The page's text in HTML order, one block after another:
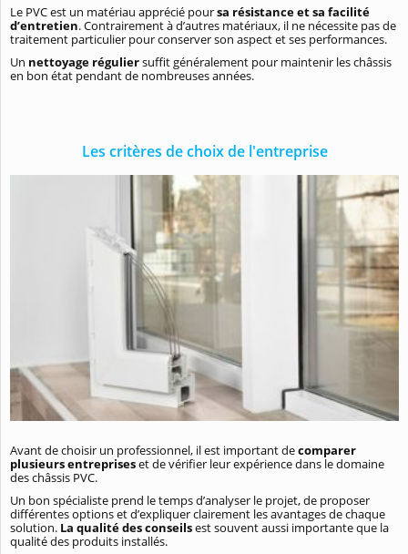
Le PVC est un matériau apprécié poursa résistance et sa facilité
d’entretien. Contrairement à d’autres matériaux, il ne nécessite pas de
traitement particulier pour conserver son aspect et ses performances.
Un nettoyage réguliersuffit généralement pour maintenir les châssis
en bon état pendant de nombreuses années.
Les critères de choix de l'entreprise
Avant de choisir un professionnel, il est important decomparer
plusieurs entrepriseset de vérifier leur expérience dans le domaine
des châssis PVC.
Un bon spécialiste prend le temps d’analyser le projet, de proposer
différentes options et d’expliquer clairement les avantages de chaque
solution. La qualité des conseilsest souvent aussi importante que la
qualité des produits installés.